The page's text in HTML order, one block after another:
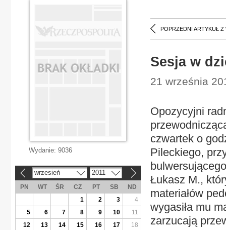
POPRZEDNI ARTYKUŁ Z
Sesja w
21 września
Opozycyjni
czwartek o
Pileckiego,
Łukasz M.,
materiałów
wygasiła mu
zarzucają
Wydanie: 9036
wrzesień 2011
PN WT ŚR CZ PT SB
ND
1
2 3
4
5
6 7 8 9 10
11
12
13 14 15 16 17
18